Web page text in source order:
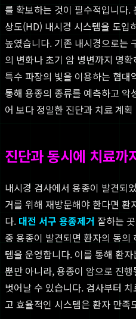
를 확보하는 것이 필수적입니다.
상도(HD) 내시경 시스템을 도입
높였습니다. 기존 내시경으로는
의 변화나 초기 암 병변까지 명
특수 파장의 빛을 이용하는 협
통해 용종의 종류를 예측하고 악
어 보다 정밀한 진단과 치료 계
진단과 동시에 치료까
내시경 검사에서 용종이 발견되
거를 위해 재방문해야 한다면 환
다. 대전 서구 용종제거 잘하는
중 용종이 발견되면 환자의 동의
템을 운영합니다. 이를 통해 환
뿐만 아니라, 용종이 암으로 진
벗어날 수 있습니다. 검사부터
고 효율적인 시스템은 환자 만